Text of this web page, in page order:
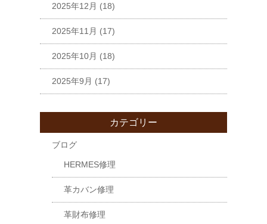
2025年12月 (18)
2025年11月 (17)
2025年10月 (18)
2025年9月 (17)
カテゴリー
ブログ
HERMES修理
革カバン修理
革財布修理